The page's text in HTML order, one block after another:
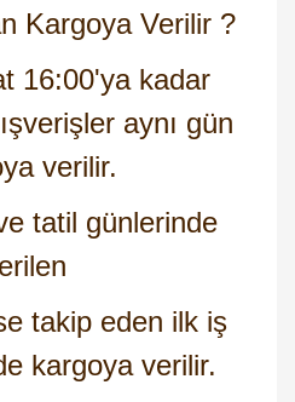
Kargoya Verilir ?
16:00'ya kadar
aynı gün
verilir.
tatil günlerinde
takip eden ilk iş
kargoya verilir.